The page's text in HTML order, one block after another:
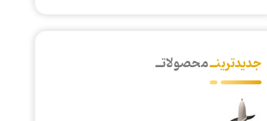
جدیدترینــمحصولاتــ